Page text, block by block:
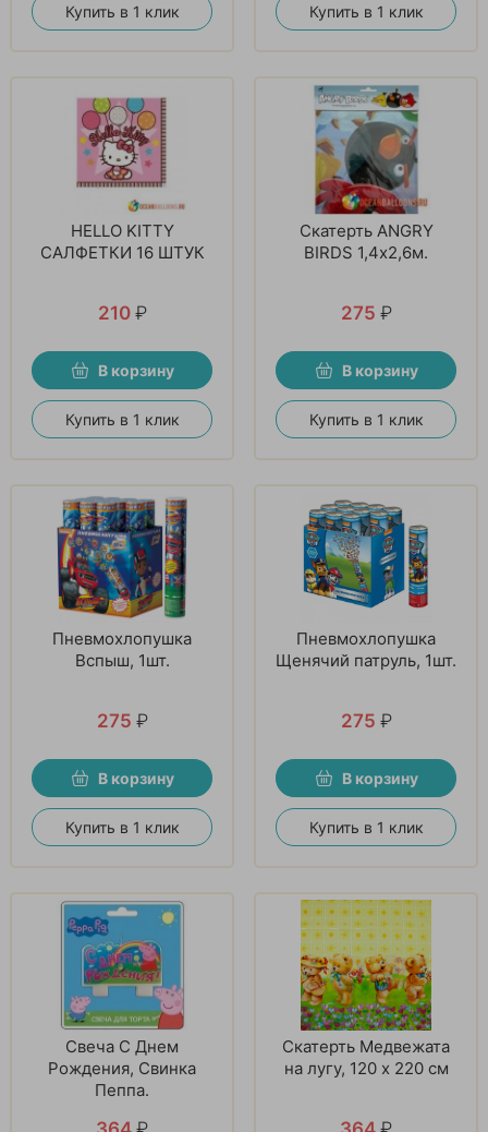
Купить в 1 клик Купить в 1 клик
HELLO KITTY
САЛФЕТКИ 16 ШТУК
210 ₽
В корзину
Купить в 1 клик
Скатерть ANGRY
BIRDS 1,4х2,6м.
275 ₽
В корзину
Купить в 1 клик
Пневмохлопушка
Вспыш, 1шт.
275 ₽
В корзину
Купить в 1 клик
Пневмохлопушка
Щенячий патруль, 1шт.
275 ₽
В корзину
Купить в 1 клик
Свеча С Днем
Рождения, Свинка
Пеппа.
Скатерть Медвежата
на лугу, 120 х 220 см